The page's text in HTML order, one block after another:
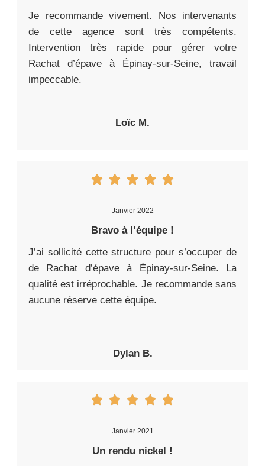
Je recommande vivement. Nos intervenants
de cette agence sont très compétents.
Intervention très rapide pour gérer votre
Rachat d’épave à Épinay-sur-Seine, travail
impeccable.
Loïc M.
Janvier 2022
Bravo à l’équipe !
J’ai sollicité cette structure pour s’occuper de
de Rachat d’épave à Épinay-sur-Seine. La
qualité est irréprochable. Je recommande sans
aucune réserve cette équipe.
Dylan B.
Janvier 2021
Un rendu nickel !